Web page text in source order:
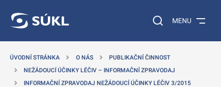
Vyhledávání na
MENU
ÚVODNÍ STRÁNKA O NÁS
PUBLIKAČNÍ ČINNOST
NEŽÁDOUCÍ ÚČINKY LÉČIV – INFORMAČNÍ ZPRAVODAJ
INFORMAČNÍ ZPRAVODAJ NEŽÁDOUCÍ ÚČINKY LÉČIV 3/2015